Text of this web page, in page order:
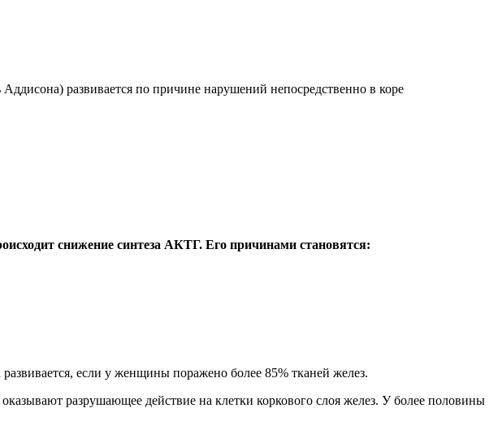
развивается по причине нарушений непосредственно в коре
снижение синтеза АКТГ. Его причинами становятся:
если у женщины поражено более 85% тканей желез.
разрушающее действие на клетки коркового слоя желез. У более половины